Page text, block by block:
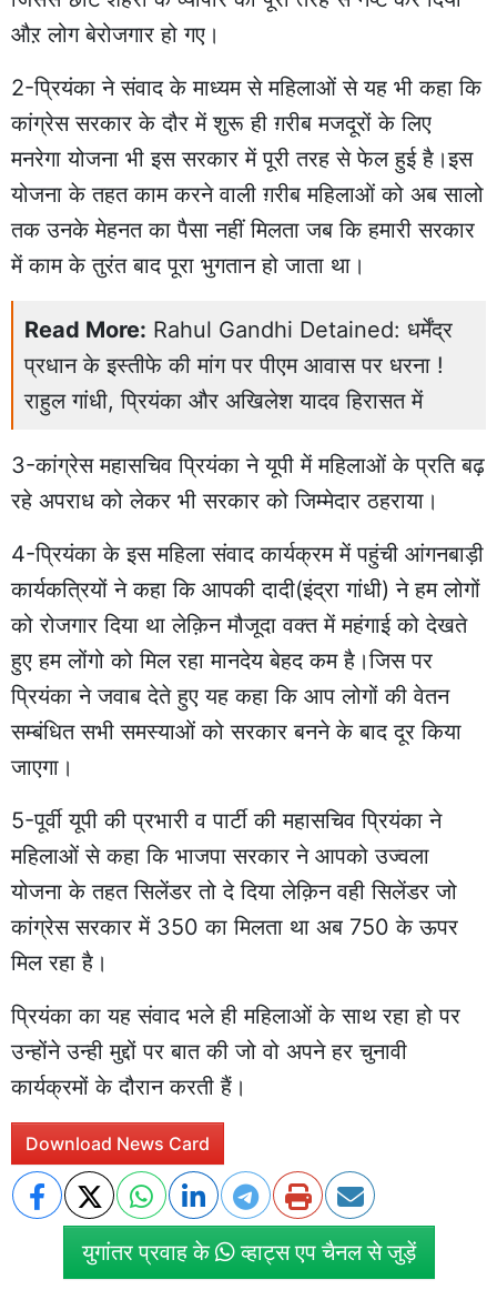
औऱ लोग बेरोजगार हो गए।
2-प्रियंका ने संवाद के माध्यम से महिलाओं से यह भी कहा कि
कांग्रेस सरकार के दौर में शुरू ही ग़रीब मजदूरों के लिए
मनरेगा योजना भी इस सरकार में पूरी तरह से फेल हुई है।इस
योजना के तहत काम करने वाली ग़रीब महिलाओं को अब सालो
तक उनके मेहनत का पैसा नहीं मिलता जब कि हमारी सरकार
में काम के तुरंत बाद पूरा भुगतान हो जाता था।
Read More: Rahul Gandhi Detained: धर्मेंद्र
प्रधान के इस्तीफे की मांग पर पीएम आवास पर धरना !
राहुल गांधी, प्रियंका और अखिलेश यादव हिरासत में
3-कांग्रेस महासचिव प्रियंका ने यूपी में महिलाओं के प्रति बढ़
रहे अपराध को लेकर भी सरकार को जिम्मेदार ठहराया।
4-प्रियंका के इस महिला संवाद कार्यक्रम में पहुंची आंगनबाड़ी
कार्यकत्रियों ने कहा कि आपकी दादी(इंद्रा गांधी) ने हम लोगों
को रोजगार दिया था लेक़िन मौजूदा वक्त में महंगाई को देखते
हुए हम लोंगो को मिल रहा मानदेय बेहद कम है।जिस पर
प्रियंका ने जवाब देते हुए यह कहा कि आप लोगों की वेतन
सम्बंधित सभी समस्याओं को सरकार बनने के बाद दूर किया
जाएगा।
5-पूर्वी यूपी की प्रभारी व पार्टी की महासचिव प्रियंका ने
महिलाओं से कहा कि भाजपा सरकार ने आपको उज्वला
योजना के तहत सिलेंडर तो दे दिया लेक़िन वही सिलेंडर जो
कांग्रेस सरकार में 350 का मिलता था अब 750 के ऊपर
मिल रहा है।
प्रियंका का यह संवाद भले ही महिलाओं के साथ रहा हो पर
उन्होंने उन्ही मुद्दों पर बात की जो वो अपने हर चुनावी
कार्यक्रमों के दौरान करती हैं।
Download News Card
युगांतर प्रवाह के व्हाट्स एप चैनल से जुड़ें